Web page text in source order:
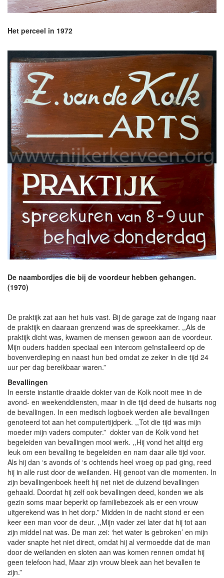
Het perceel in 1972
De naambordjes die bij de voordeur hebben gehangen.
(1970)
De praktijk zat aan het huis vast. Bij de garage zat de ingang naar
de praktijk en daaraan grenzend was de spreekkamer. ,,Als de
praktijk dicht was, kwamen de mensen gewoon aan de voordeur.
Mijn ouders hadden speciaal een intercom geïnstalleerd op de
bovenverdieping en naast hun bed omdat ze zeker in die tijd 24
uur per dag bereikbaar waren.”
Bevallingen
In eerste instantie draaide dokter van de Kolk nooit mee in de
avond- en weekenddiensten, maar in die tijd deed de huisarts nog
de bevallingen. In een medisch logboek werden alle bevallingen
genoteerd tot aan het computertijdperk. ,,Tot die tijd was mijn
moeder mijn vaders computer.” dokter van de Kolk vond het
begeleiden van bevallingen mooi werk. ,,Hij vond het altijd erg
leuk om een bevalling te begeleiden en nam daar alle tijd voor.
Als hij dan ‘s avonds of ‘s ochtends heel vroeg op pad ging, reed
hij in alle rust door de weilanden. Hij genoot van die momenten. In
zijn bevallingenboek heeft hij net niet de duizend bevallingen
gehaald. Doordat hij zelf ook bevallingen deed, konden we als
gezin soms maar beperkt op familiebezoek als er een vrouw
uitgerekend was in het dorp.” Midden in de nacht stond er een
keer een man voor de deur. ,,Mijn vader zei later dat hij tot aan
zijn middel nat was. De man zei: ‘het water is gebroken’ en mijn
vader snapte het niet direct, omdat hij al vermoedde dat de man
door de weilanden en sloten aan was komen rennen omdat hij
geen telefoon had, Maar zijn vrouw bleek aan het bevallen te
zijn.”